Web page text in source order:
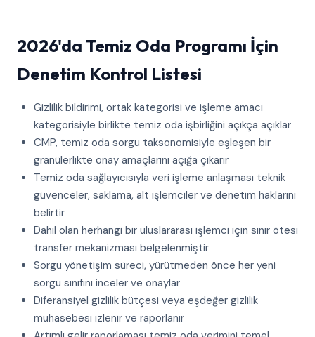
2026'da Temiz Oda Programı İçin
Denetim Kontrol Listesi
Gizlilik bildirimi, ortak kategorisi ve işleme amacı
kategorisiyle birlikte temiz oda işbirliğini açıkça açıklar
CMP, temiz oda sorgu taksonomisiyle eşleşen bir
granülerlikte onay amaçlarını açığa çıkarır
Temiz oda sağlayıcısıyla veri işleme anlaşması teknik
güvenceler, saklama, alt işlemciler ve denetim haklarını
belirtir
Dahil olan herhangi bir uluslararası işlemci için sınır ötesi
transfer mekanizması belgelenmiştir
Sorgu yönetişim süreci, yürütmeden önce her yeni
sorgu sınıfını inceler ve onaylar
Diferansiyel gizlilik bütçesi veya eşdeğer gizlilik
muhasebesi izlenir ve raporlanır